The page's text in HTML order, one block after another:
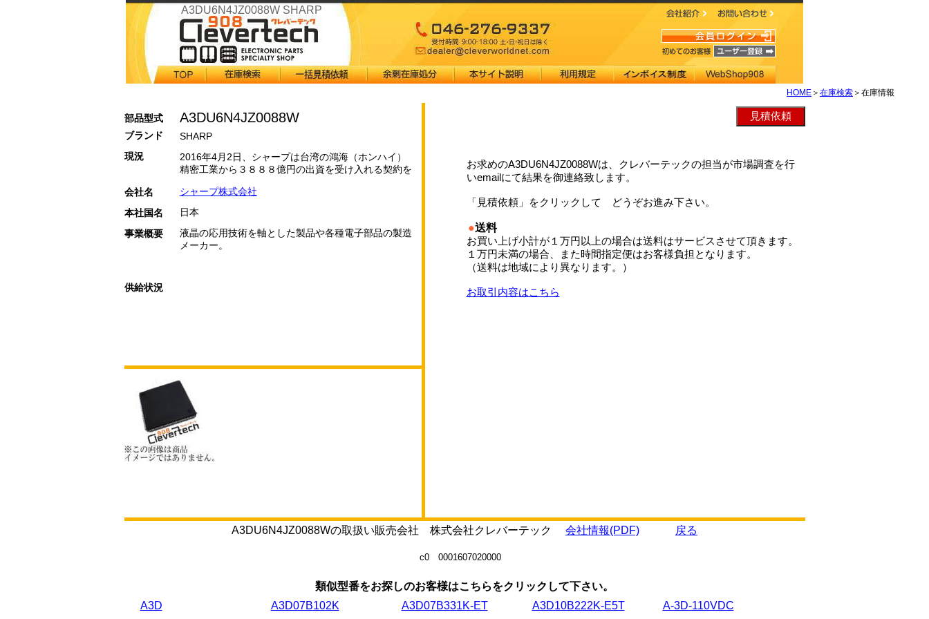
A3DU6N4JZ0088W SHARP
HOME ＞ 在庫検索 ＞在庫情報
部品型式 A3DU6N4JZ0088W
ブランド
SHARP
現況
2016年4月2日、シャープは台湾の鴻海（ホンハイ）
精密工業から３８８８億円の出資を受け入れる契約を
６６％を握り、シャープを買収する。日本の大手電機
メーカーとしてシャープは初めて外資の傘下に入る
会社名
シャープ株式会社
本社国名
日本
事業概要
液晶の応用技術を軸とした製品や各種電子部品の製造
メーカー。
供給状況
お求めのA3DU6N4JZ0088Wは、クレバーテックの担当が市場調査を行
いemailにて結果を御連絡致します。
「見積依頼」をクリックして どうぞお進み下さい。
●送料
お買い上げ小計が１万円以上の場合は送料はサービスさせて頂きます。
１万円未満の場合、また時間指定便はお客様負担となります。
（送料は地域により異なります。）
お取引内容はこちら
A3DU6N4JZ0088Wの取扱い販売会社 株式会社クレバーテック 会社情報(PDF) 戻る
c0 0001607020000
類似型番をお探しのお客様はこちらをクリックして下さい。
A3D
A3D07B102K A3D07B331K-ET A3D10B222K-E5T A-3D-110VDC